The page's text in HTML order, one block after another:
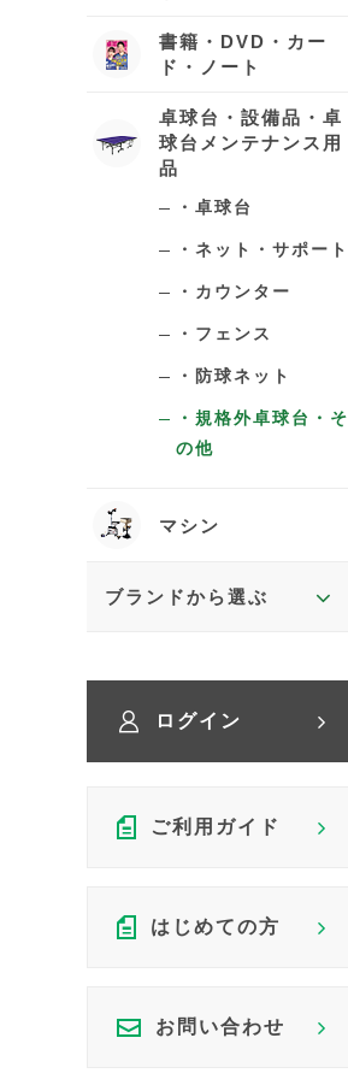
書籍・DVD・カー
ド・ノート
卓球台・設備品・卓
球台メンテナンス用
品
・卓球台
・ネット・サポート
・カウンター
・フェンス
・防球ネット
・規格外卓球台・そ
の他
マシン
ブランドから選ぶ
ログイン
ご利用ガイド
はじめての方
お問い合わせ